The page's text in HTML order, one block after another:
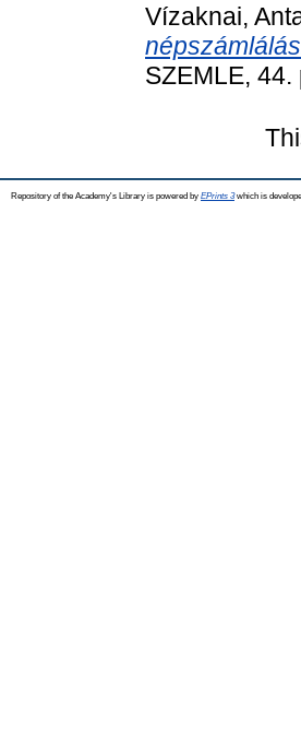
Vízaknai,
SZEMLE,
Repository of the Academy's Library is powered by EPrints 3which is